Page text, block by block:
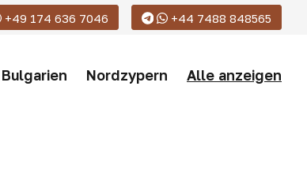
+49 174 636 7046 +44 7488 848565
Bulgarien Nordzypern Alle anzeigen